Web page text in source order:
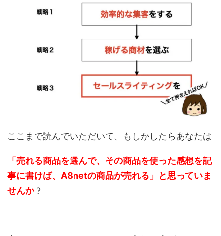
ここまで読んでいただいて、もしかしたらあなたは
「売れる商品を選んで、その商品を使った感想を記
事に書けば、A8netの商品が売れる」と思っていま
せんか？